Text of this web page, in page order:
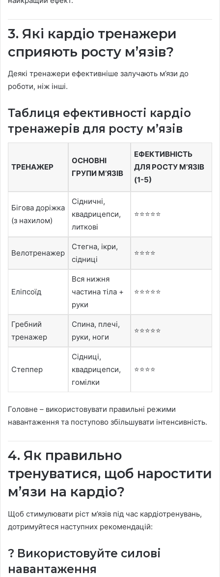
3. Які кардіо тренажери
сприяють росту м’язів?
Деякі тренажери ефективніше залучають м’язи до
роботи, ніж інші.
Таблиця ефективності кардіо
тренажерів для росту м’язів
ТРЕНАЖЕР
ОСНОВНІ
ГРУПИ М’ЯЗІВ
ЕФЕКТИВНІСТЬ
ДЛЯ РОСТУ М’ЯЗІВ
(1-5)
Бігова доріжка
(з нахилом)
Сідничні,
квадрицепси,
литкові
⭐⭐⭐⭐⭐
Велотренажер
Стегна, ікри,
сідниці
⭐⭐⭐⭐
Еліпсоїд
Вся нижня
частина тіла +
руки
⭐⭐⭐⭐⭐
Гребний
тренажер
Спина, плечі,
руки, ноги
⭐⭐⭐⭐⭐
Степпер
Сідниці,
квадрицепси,
гомілки
⭐⭐⭐⭐
Головне – використовувати правильні режими
навантаження та поступово збільшувати інтенсивність.
4. Як правильно
тренуватися, щоб наростити
м’язи на кардіо?
Щоб стимулювати ріст м’язів під час кардіотренувань,
дотримуйтеся наступних рекомендацій:
? Використовуйте силові
навантаження